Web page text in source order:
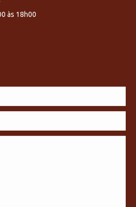
às 18h00